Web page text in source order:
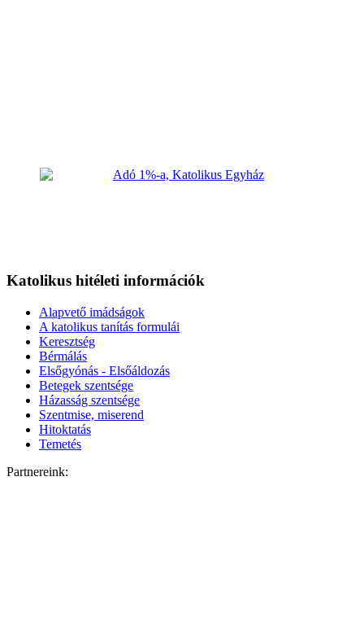
Katolikus hitéleti információk
Alapvető imádságok
A katolikus tanítás formulái
Keresztség
Bérmálás
Elsőgyónás - Elsőáldozás
Betegek szentsége
Házasság szentsége
Szentmise, miserend
Hitoktatás
Temetés
Partnereink: